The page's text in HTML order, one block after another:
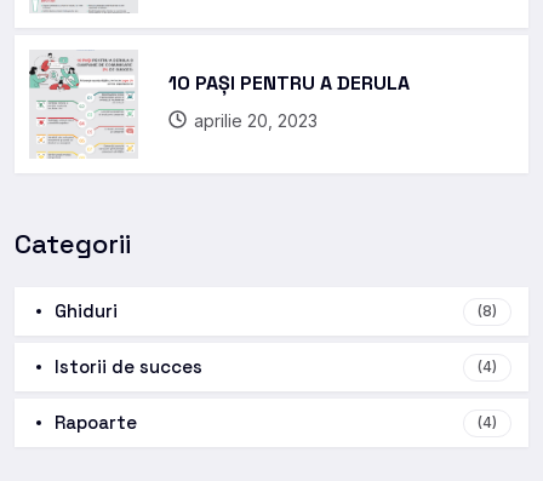
10 PAȘI PENTRU A DERULA
aprilie 20, 2023
Categorii
Ghiduri (8)
Istorii de succes (4)
Rapoarte (4)